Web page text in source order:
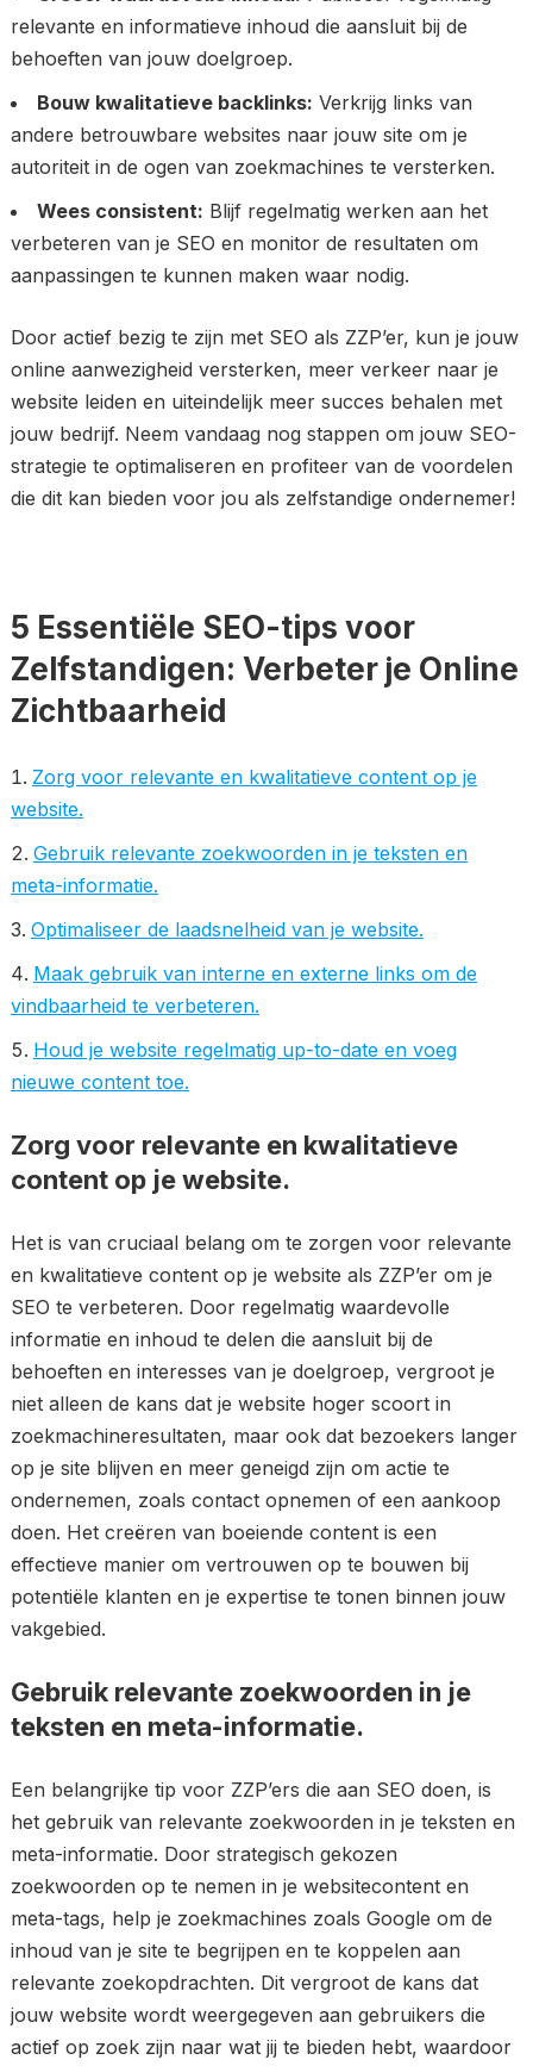
relevante en informatieve inhoud die aansluit bij de
behoeften van jouw doelgroep.
Bouw kwalitatieve backlinks: Verkrijg links van
andere betrouwbare websites naar jouw site om je
autoriteit in de ogen van zoekmachines te versterken.
Wees consistent: Blijf regelmatig werken aan het
verbeteren van je SEO en monitor de resultaten om
aanpassingen te kunnen maken waar nodig.
Door actief bezig te zijn met SEO als ZZP’er, kun je jouw
online aanwezigheid versterken, meer verkeer naar je
website leiden en uiteindelijk meer succes behalen met
jouw bedrijf. Neem vandaag nog stappen om jouw SEO-
strategie te optimaliseren en profiteer van de voordelen
die dit kan bieden voor jou als zelfstandige ondernemer!
5 Essentiële SEO-tips voor
Zelfstandigen: Verbeter je Online
Zichtbaarheid
Zorg voor relevante en kwalitatieve content op je
website.
Gebruik relevante zoekwoorden in je teksten en
meta-informatie.
Optimaliseer de laadsnelheid van je website.
Maak gebruik van interne en externe links om de
vindbaarheid te verbeteren.
Houd je website regelmatig up-to-date en voeg
nieuwe content toe.
Zorg voor relevante en kwalitatieve
content op je website.
Het is van cruciaal belang om te zorgen voor relevante
en kwalitatieve content op je website als ZZP’er om je
SEO te verbeteren. Door regelmatig waardevolle
informatie en inhoud te delen die aansluit bij de
behoeften en interesses van je doelgroep, vergroot je
niet alleen de kans dat je website hoger scoort in
zoekmachineresultaten, maar ook dat bezoekers langer
op je site blijven en meer geneigd zijn om actie te
ondernemen, zoals contact opnemen of een aankoop
doen. Het creëren van boeiende content is een
effectieve manier om vertrouwen op te bouwen bij
potentiële klanten en je expertise te tonen binnen jouw
vakgebied.
Gebruik relevante zoekwoorden in je
teksten en meta-informatie.
Een belangrijke tip voor ZZP’ers die aan SEO doen, is
het gebruik van relevante zoekwoorden in je teksten en
meta-informatie. Door strategisch gekozen
zoekwoorden op te nemen in je websitecontent en
meta-tags, help je zoekmachines zoals Google om de
inhoud van je site te begrijpen en te koppelen aan
relevante zoekopdrachten. Dit vergroot de kans dat
jouw website wordt weergegeven aan gebruikers die
actief op zoek zijn naar wat jij te bieden hebt, waardoor